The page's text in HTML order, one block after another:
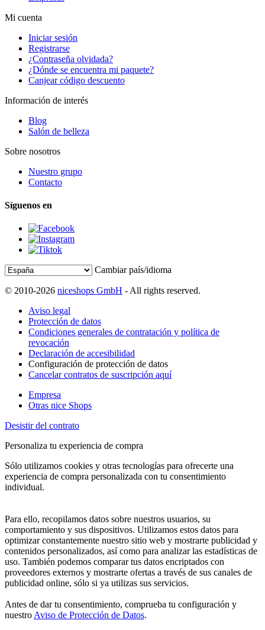
Mi cuenta
Iniciar sesión
Registrarse
¿Contraseña olvidada?
¿Dónde se encuentra mi paquete?
Canjear código descuento
Información de interés
Blog
Salón de belleza
Sobre nosotros
Nuestro grupo
Contacto
Síguenos en
Cambiar país/idioma
© 2010-2026 niceshops GmbH - All rights reserved.
Aviso legal
Protección de datos
Condiciones generales de contratación y política de
revocación
Declaración de accesibilidad
Configuración de protección de datos
Cancelar contratos de suscripción aquí
Empresa
Otras nice Shops
Desistir del contrato
Personaliza tu experiencia de compra
Sólo utilizamos cookies y otras tecnologías para ofrecerte una
experiencia de compra personalizada con tu consentimiento
individual.
Para ello, recopilamos datos sobre nuestros usuarios, su
comportamiento y sus dispositivos. Utilizamos estos datos para
optimizar constantemente nuestro sitio web y mostrarte publicidad y
contenidos personalizados, así como para analizar las estadísticas de
uso. También podemos comparar tus datos encriptados con
proveedores externos y mostrarte ofertas a través de sus canales de
publicidad online, sólo si ya utilizas sus servicios.
Antes de dar tu consentimiento, comprueba tu configuración y
nuestro Aviso de Protección de Datos.